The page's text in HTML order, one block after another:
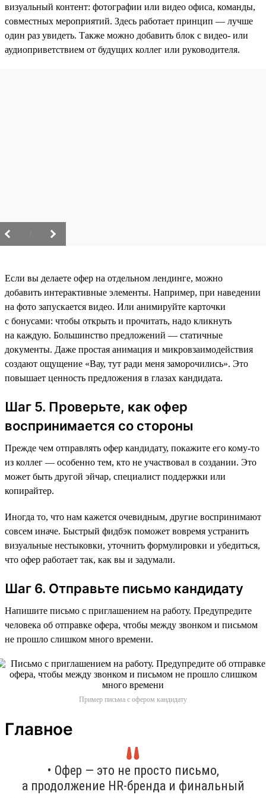
визуальный контент: фотографии или видео офиса, команды,
совместных мероприятий. Здесь работает принцип — лучше
один раз увидеть. Также можно добавить блок с видео- или
аудиоприветствием от будущих коллег или руководителя.
Если вы делаете офер на отдельном лендинге, можно
добавить интерактивные элементы. Например, при наведении
на фото запускается видео. Или анимируйте карточки
с бонусами: чтобы открыть и прочитать, надо кликнуть
на каждую. Большинство предложений — статичные
документы. Даже простая анимация и микровзаимодействия
создают ощущение «Вау, тут ради меня заморочились». Это
повышает ценность предложения в глазах кандидата.
Шаг 5. Проверьте, как офер
воспринимается со стороны
Прежде чем отправлять офер кандидату, покажите его кому-то
из коллег — особенно тем, кто не участвовал в создании. Это
может быть другой эйчар, специалист поддержки или
копирайтер.
Иногда то, что нам кажется очевидным, другие воспринимают
совсем иначе. Быстрый фидбэк поможет вовремя устранить
визуальные нестыковки, уточнить формулировки и убедиться,
что офер работает так, как вы и задумали.
Шаг 6. Отправьте письмо кандидату
Напишите письмо с приглашением на работу. Предупредите
человека об отправке офера, чтобы между звонком и письмом
не прошло слишком много времени.
Пример письма с офером кандидату
Главное
• Офер — это не просто письмо,
а продолжение HR-бренда и финальный